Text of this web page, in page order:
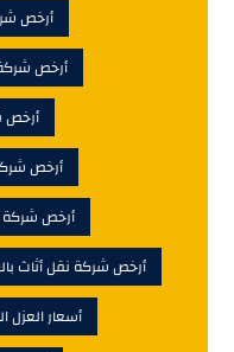
أرخص
أرخص
أرخص
أرخص
أرخص شركة
أرخص شركة نقل أثاث
أسعار العزل